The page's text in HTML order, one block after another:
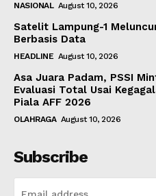
NASIONAL August 10, 2026
Satelit Lampung-1
Berbasis Data
HEADLINE August 10, 2026
Asa Juara Padam, PSSI
Evaluasi Total Usai
Piala AFF 2026
OLAHRAGA August 10, 2026
Subscribe